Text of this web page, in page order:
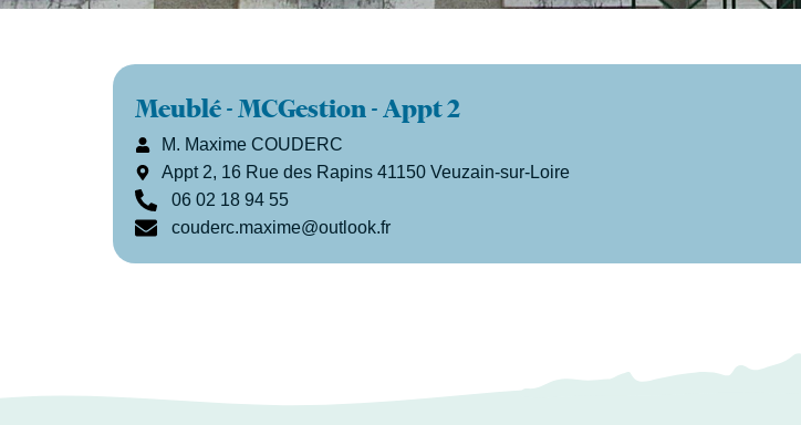
Meublé - MCGestion - Appt 2
M. Maxime COUDERC
Appt 2, 16 Rue des Rapins 41150 Veuzain-sur-Loire
06 02 18 94 55
couderc.maxime@outlook.fr